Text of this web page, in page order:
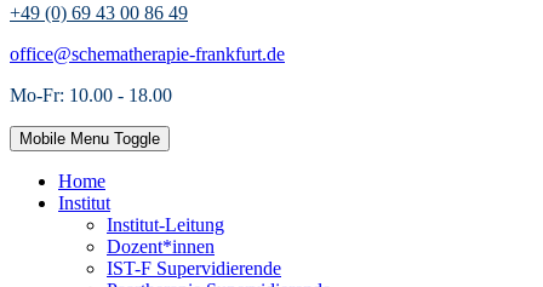
+49 (0) 69 43 00 86 49
office@schematherapie-frankfurt.de
Mo-Fr: 10.00 - 18.00
Mobile Menu Toggle
Home
Institut
Institut-Leitung
Dozent*innen
IST-F Supervidierende